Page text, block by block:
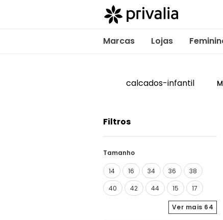
Marcas Lojas
calcados-infantil
Filtros
Tamanho
14 16 34 36
38
40
42 44 15 17
Ver mais 64